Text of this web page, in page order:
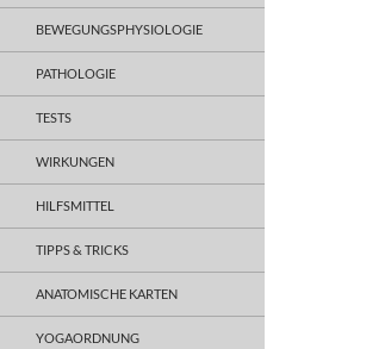
BEWEGUNGSPHYSIOLOGIE
PATHOLOGIE
TESTS
WIRKUNGEN
HILFSMITTEL
TIPPS & TRICKS
ANATOMISCHE KARTEN
YOGAORDNUNG